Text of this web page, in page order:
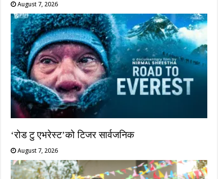
August 7, 2026
‘रोड टु एभरेस्ट’को टिजर सार्वजनिक
August 7, 2026